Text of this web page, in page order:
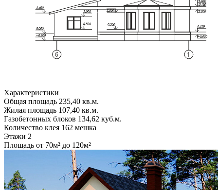
Характеристики
Общая площадь 235,40 кв.м.
Жилая площадь 107,40 кв.м.
Газобетонных блоков 134,62 куб.м.
Количество клея 162 мешка
Этажи 2
Площадь от 70м² до 120м²